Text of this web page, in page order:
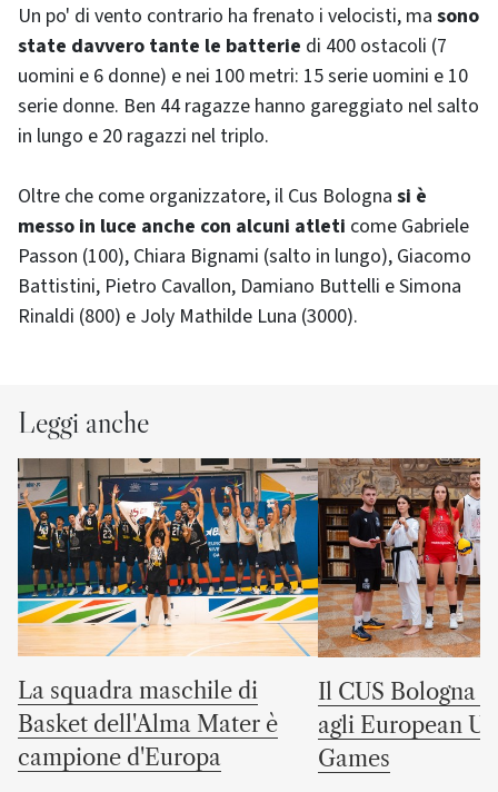
Un po' di vento contrario ha frenato i velocisti, ma sono
state davvero tante le batterie di 400 ostacoli (7
uomini e 6 donne) e nei 100 metri: 15 serie uomini e 10
serie donne. Ben 44 ragazze hanno gareggiato nel salto
in lungo e 20 ragazzi nel triplo.
Oltre che come organizzatore, il Cus Bologna si è
messo in luce anche con alcuni atleti come Gabriele
Passon (100), Chiara Bignami (salto in lungo), Giacomo
Battistini, Pietro Cavallon, Damiano Buttelli e Simona
Rinaldi (800) e Joly Mathilde Luna (3000).
Leggi anche
La squadra maschile di
Basket dell'Alma Mater è
campione d'Europa
Il CUS Bologna
agli European
Games